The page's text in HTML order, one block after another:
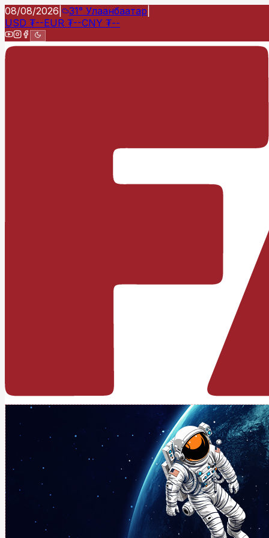
08/08/2026 31° Улаанбаатар
USD ₮--EUR ₮--CNY ₮--